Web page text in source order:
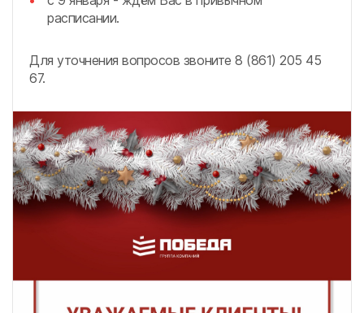
расписании.
Для уточнения вопросов звоните 8 (861) 205 45
67.